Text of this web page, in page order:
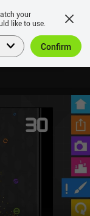
your
like to use.
Confirm